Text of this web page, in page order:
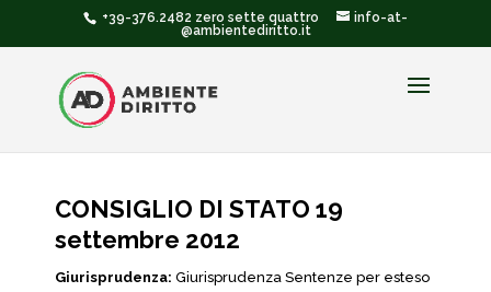
+39-376.2482 zero sette quattro
info-at-
@ambientediritto.it
CONSIGLIO DI STATO 19
settembre 2012
Giurisprudenza: Giurisprudenza Sentenze per esteso